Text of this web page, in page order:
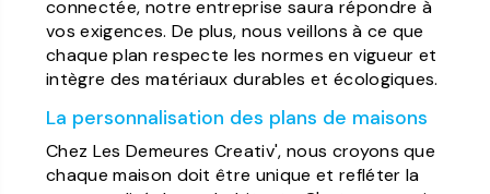
connectée, notre entreprise saura répondre à
vos exigences. De plus, nous veillons à ce que
chaque plan respecte les normes en vigueur et
intègre des matériaux durables et écologiques.
La personnalisation des plans de maisons
Chez Les Demeures Creativ', nous croyons que
chaque maison doit être unique et refléter la